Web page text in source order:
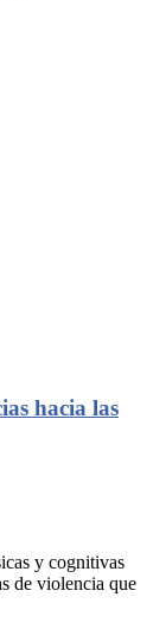
hacia las
y cognitivas
de violencia que